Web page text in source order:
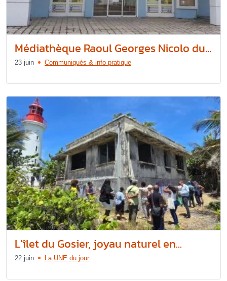
Médiathèque Raoul Georges Nicolo du...
23 juin Communiqués & info pratique
L’îlet du Gosier, joyau naturel en...
22 juin La UNE du jour